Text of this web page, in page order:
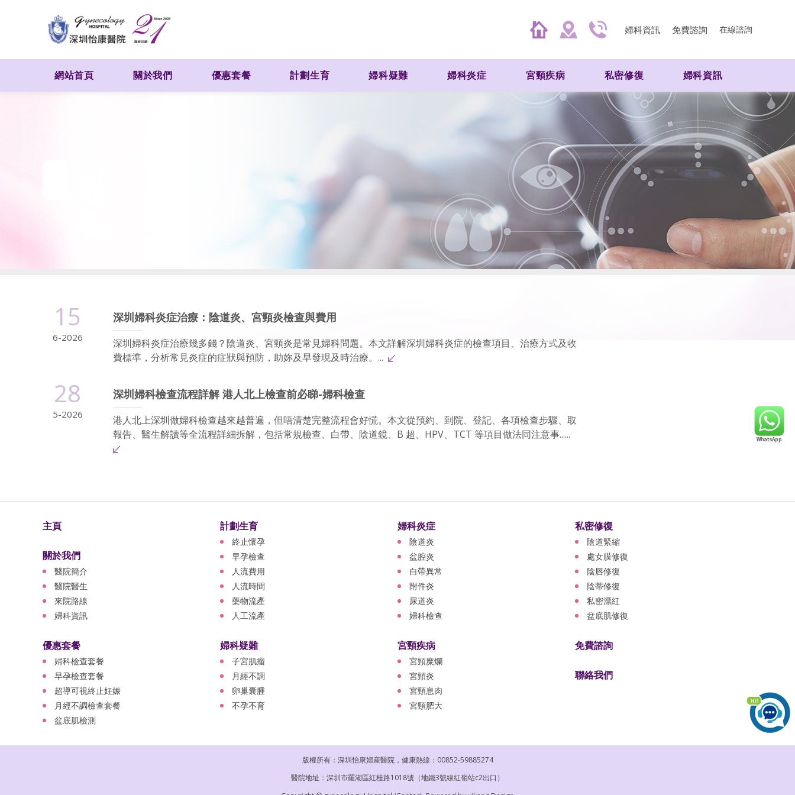
婦科資訊 免費諮詢 在線諮詢
網站首頁 關於我們 優惠套餐 計劃生育 婦科疑難 婦科炎症 宮頸疾病 私密修復 婦科資訊
15
6-2026
深圳婦科炎症治療：陰道炎、宮頸炎檢查與費用
深圳婦科炎症治療幾多錢？陰道炎、宮頸炎是常見婦科問題。本文詳解深圳婦科炎症的檢查項目、治療方式及收
費標準，分析常見炎症的症狀與預防，助妳及早發現及時治療。...
28
5-2026
深圳婦科檢查流程詳解 港人北上檢查前必睇-婦科檢查
港人北上深圳做婦科檢查越來越普遍，但唔清楚完整流程會好慌。本文從預約、到院、登記、各項檢查步驟、取
報告、醫生解讀等全流程詳細拆解，包括常規檢查、白帶、陰道鏡、B 超、HPV、TCT 等項目做法同注意事......
主頁
關於我們
醫院簡介
醫院醫生
來院路線
婦科資訊
優惠套餐
婦科檢查套餐
早孕檢查套餐
超導可視終止妊娠
月經不調檢查套餐
盆底肌檢測
計劃生育
終止懷孕
早孕檢查
人流費用
人流時間
藥物流產
人工流產
婦科疑難
子宮肌瘤
月經不調
卵巢囊腫
不孕不育
婦科炎症
陰道炎
盆腔炎
白帶異常
附件炎
尿道炎
婦科檢查
宮頸疾病
宮頸糜爛
宮頸炎
宮頸息肉
宮頸肥大
私密修復
陰道緊縮
處女膜修復
陰唇修復
陰蒂修復
私密漂紅
盆底肌修復
免費諮詢
聯絡我們
版權所有：深圳怡康婦産醫院，健康熱線：00852-59885274
醫院地址：深圳市羅湖區紅桂路1018號（地鐵3號線紅嶺站c2出口）